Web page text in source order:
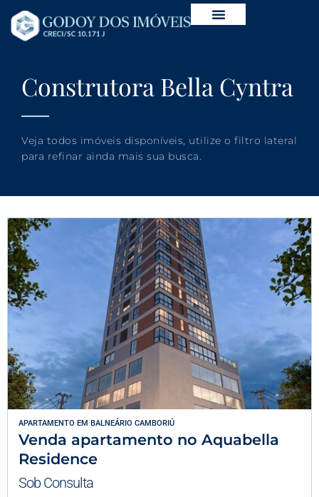
Construtora Bella Cyntra
Veja todos imóveis disponíveis, utilize o filtro lateral
para refinar ainda mais sua busca.
APARTAMENTO EM BALNEÁRIO CAMBORIÚ
Venda apartamento no Aquabella
Residence
Sob Consulta